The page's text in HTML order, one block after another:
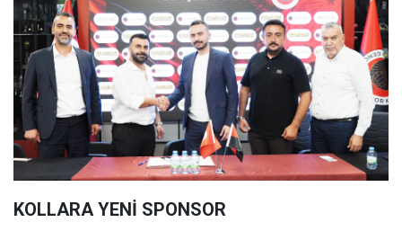
KOLLARA YENİ SPONSOR